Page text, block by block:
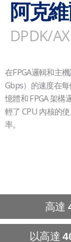
阿克
DPDK/
在FPGA邏輯和主
Gbps）的速度在
憶體和 FPGA 架構
輕了 CPU 內核的
率。
高達
以高達